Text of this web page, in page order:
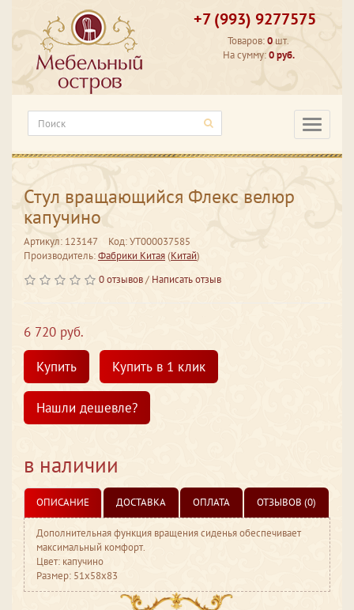
+7 (993) 9277575
Товаров:0 шт.
На сумму:0 руб.
Стул вращающийся Флекс велюр
капучино
Артикул: 123147
Код: УТ000037585
Производитель:Фабрики Китая(Китай)
0 отзывов/ Написать отзыв
6 720 руб.
Купить
Купить в 1 клик
Нашли дешевле?
в наличии
ОПИСАНИЕ ДОСТАВКА ОПЛАТА ОТЗЫВОВ (0)
Дополнительная функция вращения сиденья обеспечивает
максимальный комфорт.
Цвет: капучино
Размер: 51x58x83